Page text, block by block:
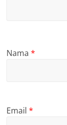
Nama*
Email*